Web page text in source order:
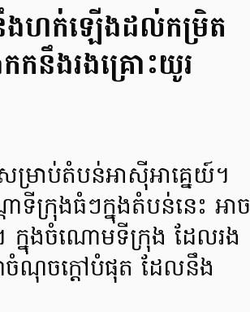
ងហក់ឡើងដល់កម្រិត
កនឹងរងគ្រោះយូរ
សម្រាប់តំបន់អាស៊ីអាគ្នេយ៍។
ទីក្រុងធំៗក្នុងតំបន់នេះ អាច
ក្នុងចំណោមទីក្រុង ដែលរង
ាចំណុចក្ដៅបំផុត ដែលនឹង